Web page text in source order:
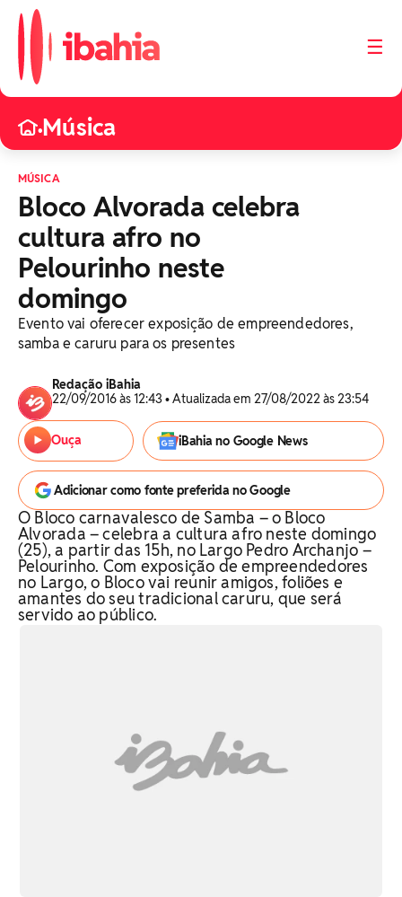
☰
•Música
MÚSICA
Bloco Alvorada celebra
cultura afro no
Pelourinho neste
domingo
Evento vai oferecer exposição de empreendedores,
samba e caruru para os presentes
Redação iBahia
22/09/2016 às 12:43 • Atualizada em 27/08/2022 às 23:54
Ouça iBahia no Google News
Adicionar como fonte preferida no Google
O Bloco carnavalesco de Samba – o Bloco
Alvorada – celebra a cultura afro neste domingo
(25), a partir das 15h, no Largo Pedro Archanjo –
Pelourinho. Com exposição de empreendedores
no Largo, o Bloco vai reunir amigos, foliões e
amantes do seu tradicional caruru, que será
servido ao público.